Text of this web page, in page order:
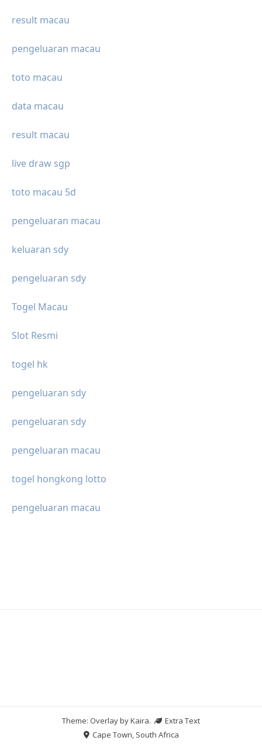
result macau
pengeluaran macau
toto macau
data macau
result macau
live draw sgp
toto macau 5d
pengeluaran macau
keluaran sdy
pengeluaran sdy
Togel Macau
Slot Resmi
togel hk
pengeluaran sdy
pengeluaran sdy
pengeluaran macau
togel hongkong lotto
pengeluaran macau
Theme: Overlay byKaira.
Extra Text
Cape Town, South Africa